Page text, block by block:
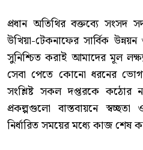
‎প্রধান অতিথির বক্তব্যে সংসদ
উখিয়া-টেকনাফের সার্বিক
সুনিশ্চিত করাই আমাদের মূল
সেবা পেতে কোনো ধরনের
সংশ্লিষ্ট সকল দপ্তরকে কঠোর
প্রকল্পগুলো বাস্তবায়নে
নির্ধারিত সময়ের মধ্যে কাজ শেষ